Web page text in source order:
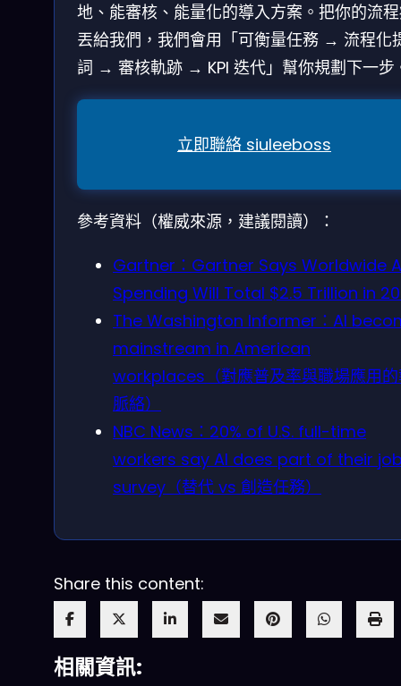
地、能審核、能量化的導入方案。把你的流
丟給我們，我們會用「可衡量任務 → 流程化
詞 → 審核軌跡 → KPI 迭代」幫你規劃下一步
立即聯絡 siuleeboss
參考資料（權威來源，建議閱讀）：
Gartner：Gartner Says Worldwide
Spending Will Total $2.5 Trillion in
The Washington Informer：AI
mainstream in American
workplaces（對應普及率與職場應用
脈絡）
NBC News：20% of U.S. full-time
workers say AI does part of their
survey（替代 vs 創造任務）
Share this content:
相關資訊: